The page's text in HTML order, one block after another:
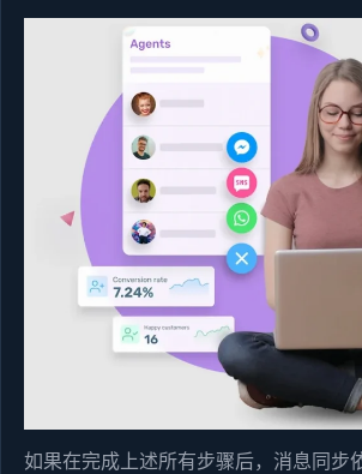
如果在完成上述所有步骤后，消息同步